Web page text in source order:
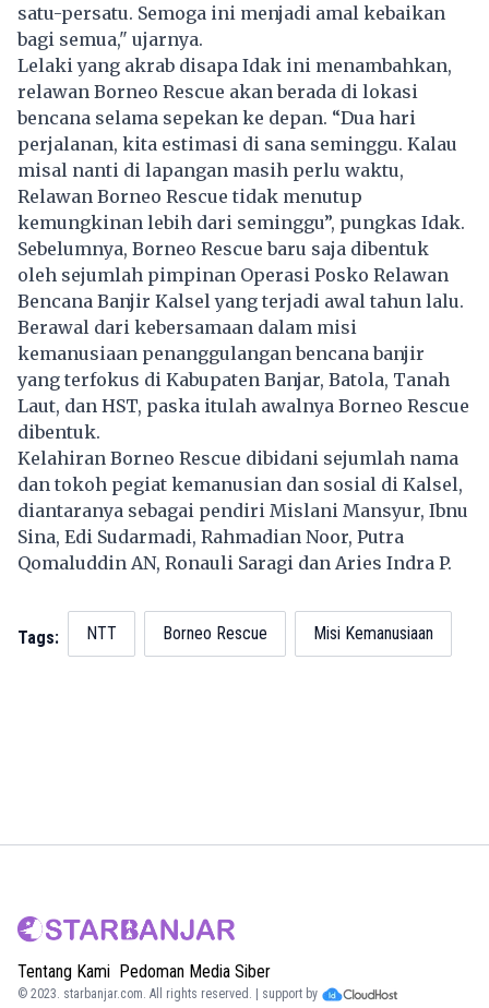
satu-persatu. Semoga ini menjadi amal kebaikan
bagi semua," ujarnya.
Lelaki yang akrab disapa Idak ini menambahkan,
relawan Borneo Rescue akan berada di lokasi
bencana selama sepekan ke depan. “Dua hari
perjalanan, kita estimasi di sana seminggu. Kalau
misal nanti di lapangan masih perlu waktu,
Relawan Borneo Rescue tidak menutup
kemungkinan lebih dari seminggu”, pungkas Idak.
Sebelumnya, Borneo Rescue baru saja dibentuk
oleh sejumlah pimpinan Operasi Posko Relawan
Bencana Banjir Kalsel yang terjadi awal tahun lalu.
Berawal dari kebersamaan dalam misi
kemanusiaan penanggulangan bencana banjir
yang terfokus di Kabupaten Banjar, Batola, Tanah
Laut, dan HST, paska itulah awalnya Borneo Rescue
dibentuk.
Kelahiran Borneo Rescue dibidani sejumlah nama
dan tokoh pegiat kemanusian dan sosial di Kalsel,
diantaranya sebagai pendiri Mislani Mansyur, Ibnu
Sina, Edi Sudarmadi, Rahmadian Noor, Putra
Qomaluddin AN, Ronauli Saragi dan Aries Indra P.
Tags: NTT Borneo Rescue Misi Kemanusiaan
Tentang Kami Pedoman Media Siber
© 2023. starbanjar.com. All rights reserved. | support by